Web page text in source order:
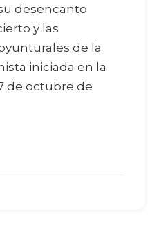
desencanto
y las
de la
iniciada en la
de octubre de